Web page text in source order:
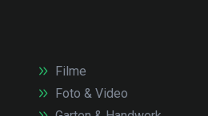
Filme
Foto & Video